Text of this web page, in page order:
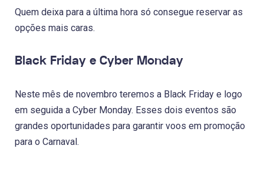
Quem deixa para a última hora só consegue reservar as
opções mais caras.
Black Friday e Cyber Monday
Neste mês de novembro teremos a Black Friday e logo
em seguida a Cyber Monday. Esses dois eventos são
grandes oportunidades para garantir voos em promoção
para o Carnaval.